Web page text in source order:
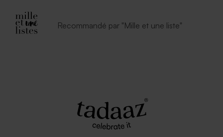
Enveloppe mariage
eucalyptus
Recommandé par "Mille et une liste"